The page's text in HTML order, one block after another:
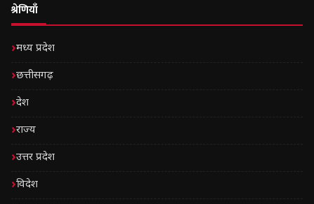
श्रेणियाँ
मध्य प्रदेश
छत्तीसगढ़
देश
राज्य
उत्तर प्रदेश
विदेश